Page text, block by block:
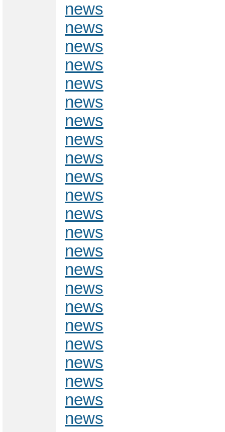
news
news
news
news
news
news
news
news
news
news
news
news
news
news
news
news
news
news
news
news
news
news
news